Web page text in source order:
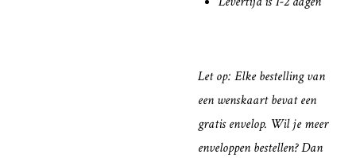
Let op: Elke bestelling van
een wenskaart bevat een
gratis envelop. Wil je meer
enveloppen bestellen? Dan